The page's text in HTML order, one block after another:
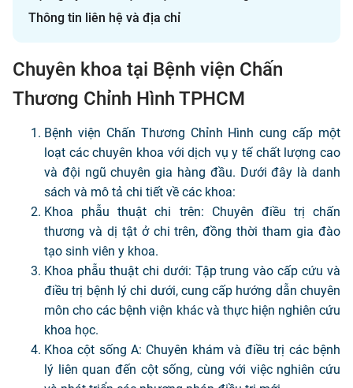
Thông tin liên hệ và địa chỉ
Chuyên khoa tại Bệnh viện Chấn
Thương Chỉnh Hình TPHCM
Bệnh viện Chấn Thương Chỉnh Hình cung cấp một
loạt các chuyên khoa với dịch vụ y tế chất lượng cao
và đội ngũ chuyên gia hàng đầu. Dưới đây là danh
sách và mô tả chi tiết về các khoa:
Khoa phẫu thuật chi trên: Chuyên điều trị chấn
thương và dị tật ở chi trên, đồng thời tham gia đào
tạo sinh viên y khoa.
Khoa phẫu thuật chi dưới: Tập trung vào cấp cứu và
điều trị bệnh lý chi dưới, cung cấp hướng dẫn chuyên
môn cho các bệnh viện khác và thực hiện nghiên cứu
khoa học.
Khoa cột sống A: Chuyên khám và điều trị các bệnh
lý liên quan đến cột sống, cùng với việc nghiên cứu